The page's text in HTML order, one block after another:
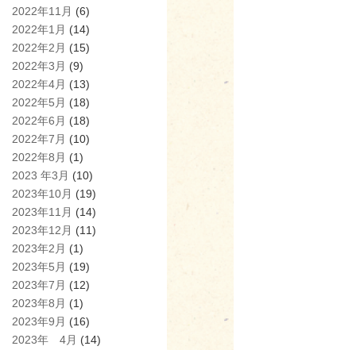
2022年11月 (6)
2022年1月 (14)
2022年2月 (15)
2022年3月 (9)
2022年4月 (13)
2022年5月 (18)
2022年6月 (18)
2022年7月 (10)
2022年8月 (1)
2023 年3月 (10)
2023年10月 (19)
2023年11月 (14)
2023年12月 (11)
2023年2月 (1)
2023年5月 (19)
2023年7月 (12)
2023年8月 (1)
2023年9月 (16)
2023年 4月 (14)